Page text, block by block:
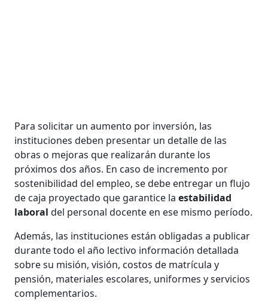
Para solicitar un aumento por inversión, las
instituciones deben presentar un detalle de las
obras o mejoras que realizarán durante los
próximos dos años. En caso de incremento por
sostenibilidad del empleo, se debe entregar un flujo
de caja proyectado que garantice laestabilidad
laboral del personal docente en ese mismo período.
Además, las instituciones están obligadas a publicar
durante todo el año lectivo información detallada
sobre su misión, visión, costos de matrícula y
pensión, materiales escolares, uniformes y servicios
complementarios.